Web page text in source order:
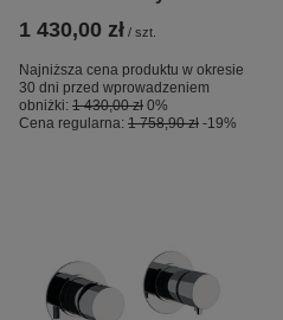
1 430,00 zł / szt.
Najniższa cena produktu w okresie
30 dni przed wprowadzeniem
obniżki: 1 430,00 zł 0%
Cena regularna: 1 758,90 zł -19%